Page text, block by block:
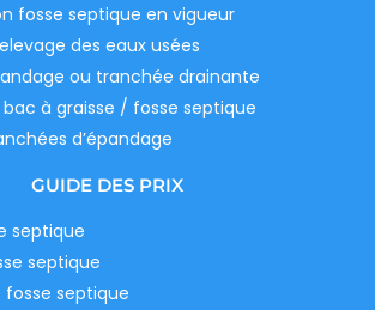
fosse septique en vigueur
des eaux usées
ou tranchée drainante
bac à graisse / fosse septique
d’épandage
GUIDE DES PRIX
septique
septique
fosse septique